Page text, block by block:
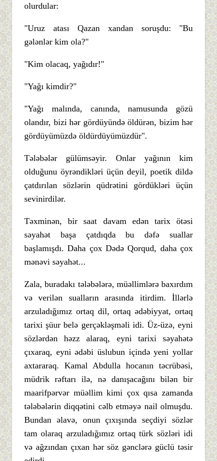
olurdular:
"Uruz atası Qazan xandan soruşdu: "Bu
gələnlər kim ola?"
"Kim olacaq, yağıdır!"
"Yağı kimdir?"
"Yağı malında, canında, namusunda gözü
olandır, bizi hər gördüyündə öldürən, bizim hər
gördüyümüzdə öldürdüyümüzdür".
Tələbələr gülümsəyir. Onlar yağının kim
olduğunu öyrəndikləri üçün deyil, poetik dildə
çatdırılan sözlərin qüdrətini gördükləri üçün
sevinirdilər.
Təxminən, bir saat davam edən tarix ötəsi
səyahət başa çatdıqda bu dəfə suallar
başlamışdı. Daha çox Dədə Qorqud, daha çox
mənəvi səyahət...
Zala, buradakı tələbələrə, müəllimlərə baxırdım
və verilən sualların arasında itirdim. İllərlə
arzuladığımız ortaq dil, ortaq ədəbiyyat, ortaq
tarixi şüur belə gerçəkləşməli idi. Üz-üzə, eyni
sözlərdən həzz alaraq, eyni tarixi səyahətə
çıxaraq, eyni ədəbi üslubun içində yeni yollar
axtararaq. Kamal Abdulla hocanın təcrübəsi,
müdrik rəftarı ilə, nə danışacağını bilən bir
maarifpərvər müəllim kimi çox qısa zamanda
tələbələrin diqqətini cəlb etməyə nail olmuşdu.
Bundan əlavə, onun çıxışında seçdiyi sözlər
tam olaraq arzuladığımız ortaq türk sözləri idi
və ağzından çıxan hər söz gənclərə güclü təsir